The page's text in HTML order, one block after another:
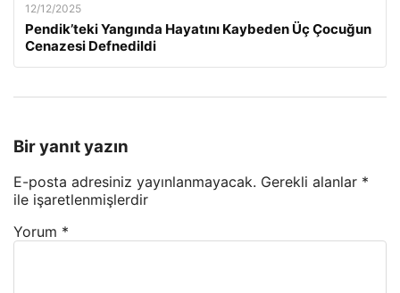
12/12/2025
Pendik’teki Yangında Hayatını Kaybeden Üç Çocuğun
Cenazesi Defnedildi
Bir yanıt yazın
E-posta adresiniz yayınlanmayacak. Gerekli alanlar *
ile işaretlenmişlerdir
Yorum *